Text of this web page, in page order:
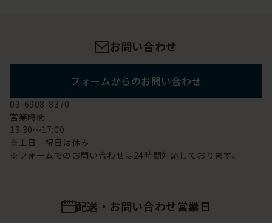
お問い合わせ
フォームからのお問い合わせ
03-6908-8370
営業時間
13:30～17:00
※土日 祝日は休み
※フォームでのお問い合わせは24時間対応しております。
配送・お問い合わせ営業日